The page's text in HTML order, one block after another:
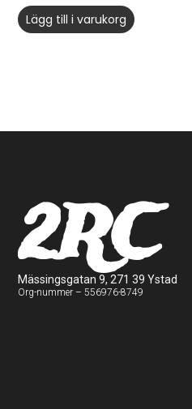
Lägg till i varukorg
2RC
Mässingsgatan 9, 271 39 Ystad
Org-nummer – 556976-8749